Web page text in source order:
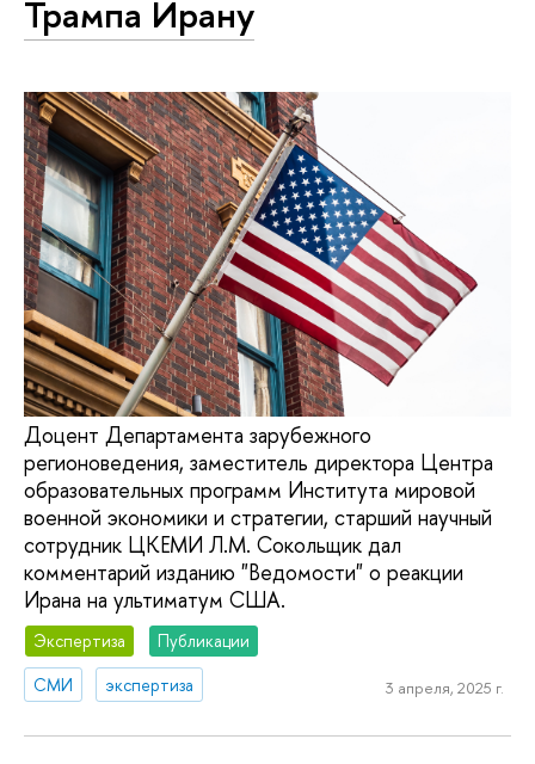
Трампа Ирану
Доцент Департамента зарубежного
регионоведения, заместитель директора Центра
образовательных программ Института мировой
военной экономики и стратегии, старший научный
сотрудник ЦКЕМИ Л.М. Сокольщик дал
комментарий изданию "Ведомости" о реакции
Ирана на ультиматум США.
Экспертиза
Публикации
СМИ
экспертиза 3 апреля, 2025 г.